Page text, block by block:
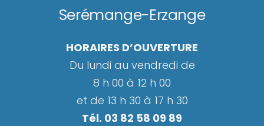
Serémange-Erzange
HORAIRES D’OUVERTURE
Du lundi au vendredi de
8 h 00 à 12 h 00
et de 13 h 30 à 17 h 30
Tél. 03 82 58 09 89